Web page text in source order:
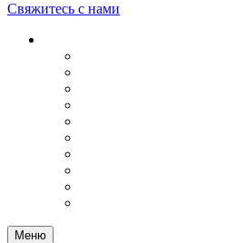
Свяжитесь с нами
Меню